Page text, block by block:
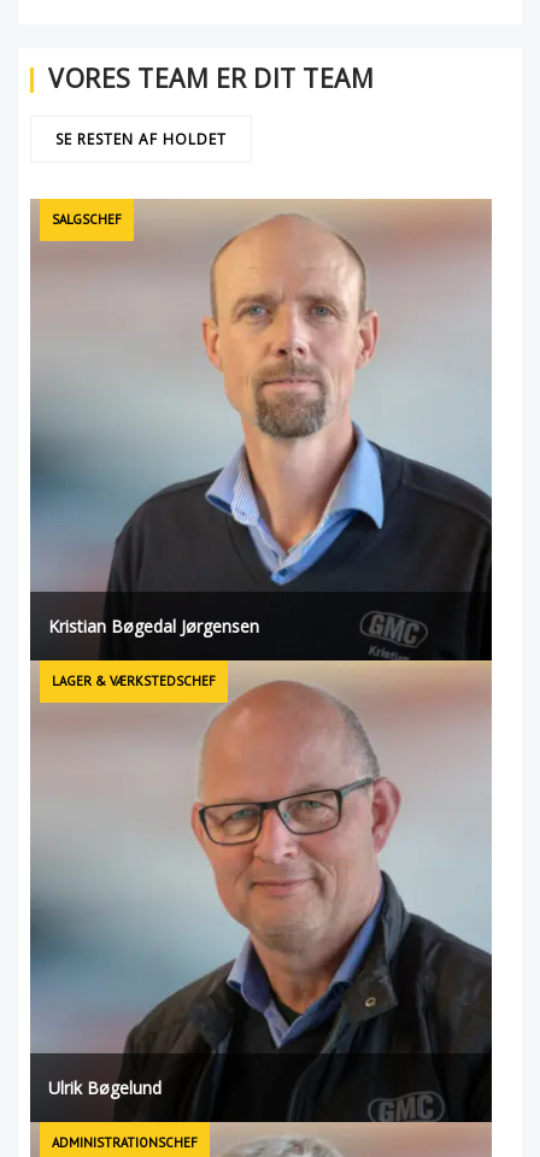
VORES TEAM ER DIT TEAM
SE RESTEN AF HOLDET
SALGSCHEF
Kristian Bøgedal Jørgensen
LAGER & VÆRKSTEDSCHEF
Ulrik Bøgelund
ADMINISTRATIONSCHEF